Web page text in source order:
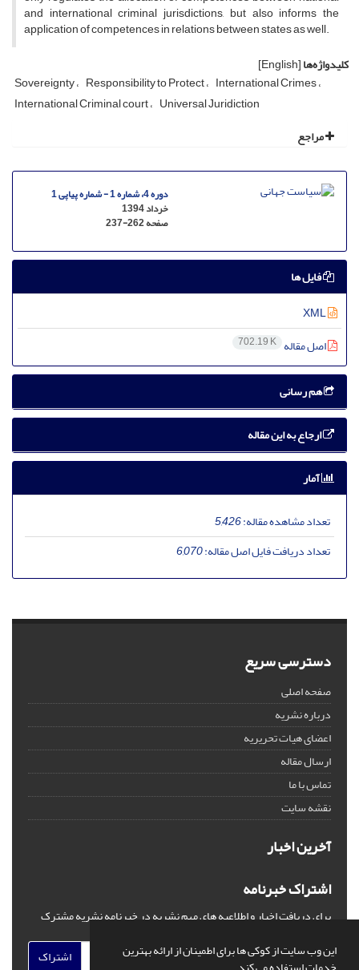
این وب سایت از کوکی ها برای اطمینان از ارائه بهترین
and international criminal jurisdictions, but also informs the
application of competences in relations between states as well.
کلیدواژه‌ها[English]
Sovereignty Responsibility to Protect International Crimes
International Criminal court Universal Juridiction
مراجع
دوره 4، شماره 1 - شماره پیاپی 1
خرداد 1394
صفحه237-262
فایل ها
اصل مقاله 702.19 K
هم رسانی
ارجاع به این مقاله
آمار
تعداد مشاهده مقاله:5,426
تعداد دریافت فایل اصل مقاله:6,070
دسترسی سریع
صفحه اصلی
درباره نشریه
اعضای هیات تحریریه
ارسال مقاله
تماس با ما
نقشه سایت
آخرین اخبار
اشتراک خبرنامه
برای دریافت اخبار و اطلاعیه های مهم نشریه در خبرنامه نشریه مشترک
اشتراک